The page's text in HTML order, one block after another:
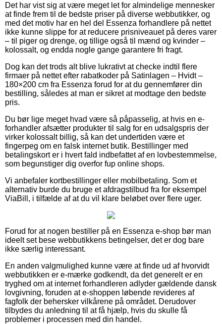
Det har vist sig at være meget let for almindelige mennesker
at finde frem til de bedste priser på diverse webbutikker, og
med det motiv har en hel del Essenza forhandlere på nettet
ikke kunne slippe for at reducere prisniveauet på deres varer
– til piger og drenge, og tillige også til mænd og kvinder –
kolossalt, og endda nogle gange garantere fri fragt.
Dog kan det trods alt blive lukrativt at checke indtil flere
firmaer på nettet efter rabatkoder på Satinlagen – Hvidt –
180×200 cm fra Essenza forud for at du gennemfører din
bestilling, således at man er sikret at modtage den bedste
pris.
Du bør lige meget hvad være så påpasselig, at hvis en e-
forhandler afsætter produkter til salg for en udsalgspris der
virker kolossalt billig, så kan det undertiden være et
fingerpeg om en falsk internet butik. Bestillinger med
betalingskort er i hvert fald indbefattet af en lovbestemmelse,
som begunstiger dig overfor fup online shops.
Vi anbefaler kortbestillinger eller mobilbetaling. Som et
alternativ burde du bruge et afdragstilbud fra for eksempel
ViaBill, i tilfælde af at du vil klare beløbet over flere uger.
Forud for at nogen bestiller på en Essenza e-shop bør man
ideelt set bese webbutikkens betingelser, det er dog bare
ikke særlig interessant.
En anden valgmulighed kunne være at finde ud af hvorvidt
webbutikken er e-mærke godkendt, da det generelt er en
tryghed om at internet forhandleren adlyder gældende dansk
lovgivning, foruden at e-shoppen løbende revideres af
fagfolk der behersker vilkårene på området. Derudover
tilbydes du anledning til at få hjælp, hvis du skulle få
problemer i processen med din handel.